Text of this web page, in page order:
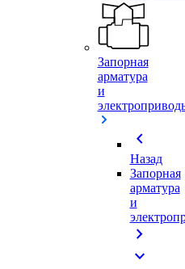
Запорная
арматура
и
chevron_left
Назад
Запорная
арматура
и
chevron_right
expand_more